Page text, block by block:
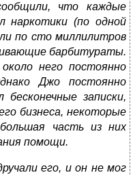
что каждые
наркотики (по одной
по сто миллилитров
барбитураты.
него постоянно
Джо постоянно
бесконечные записки,
бизнеса, некоторые
часть из них
помощи.
его, и он не мог